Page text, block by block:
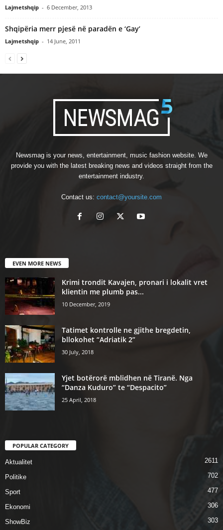
Lajmetshqip - 6 December, 2013
Shqipëria merr pjesë në paradën e ‘Gay’
Lajmetshqip - 14 June, 2011
Newsmag is your news, entertainment, music fashion website. We
provide you with the latest breaking news and videos straight from the
entertainment industry.
Contact us: contact@yoursite.com
EVEN MORE NEWS
Krimi trondit Kavajen, pronari i lokalit vret
klientin me plumb pas...
10 December, 2019
Tatimet kontrolle ne gjithe bregdetin,
bllokohet “Adriatik 2”
30 July, 2018
Yjet botërorë mblidhen në Tiranë. Nga
“Danza Kuduro” te “Despacito”
25 April, 2018
POPULAR CATEGORY
Aktualitet 2611
Politike 702
Sport 477
Ekonomi 306
ShowBiz 303